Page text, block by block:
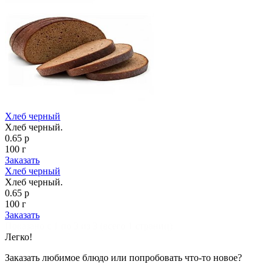
Хлеб черный
Хлеб черный.
0.65 р
100 г
Заказать
Хлеб черный
Хлеб черный.
0.65 р
100 г
Заказать
Легко!
Заказать любимое блюдо или попробовать что-то новое?